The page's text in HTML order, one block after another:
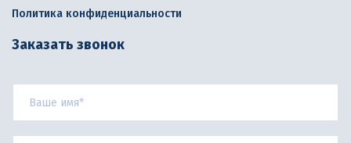
Политика конфиденциальности
Заказать звонок